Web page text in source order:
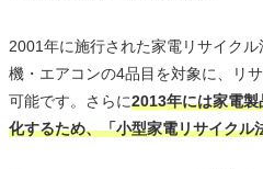
2001年に施行された家電リサイク
機・エアコンの4品目を対象に、リ
可能です。さらに2013年には家電
化するため、「小型家電リサイクル